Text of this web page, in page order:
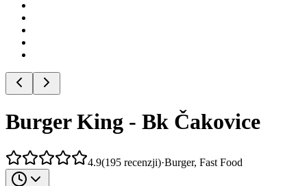
Burger King - Bk Čakovice
4.9(195 recenzji)·Burger, Fast Food